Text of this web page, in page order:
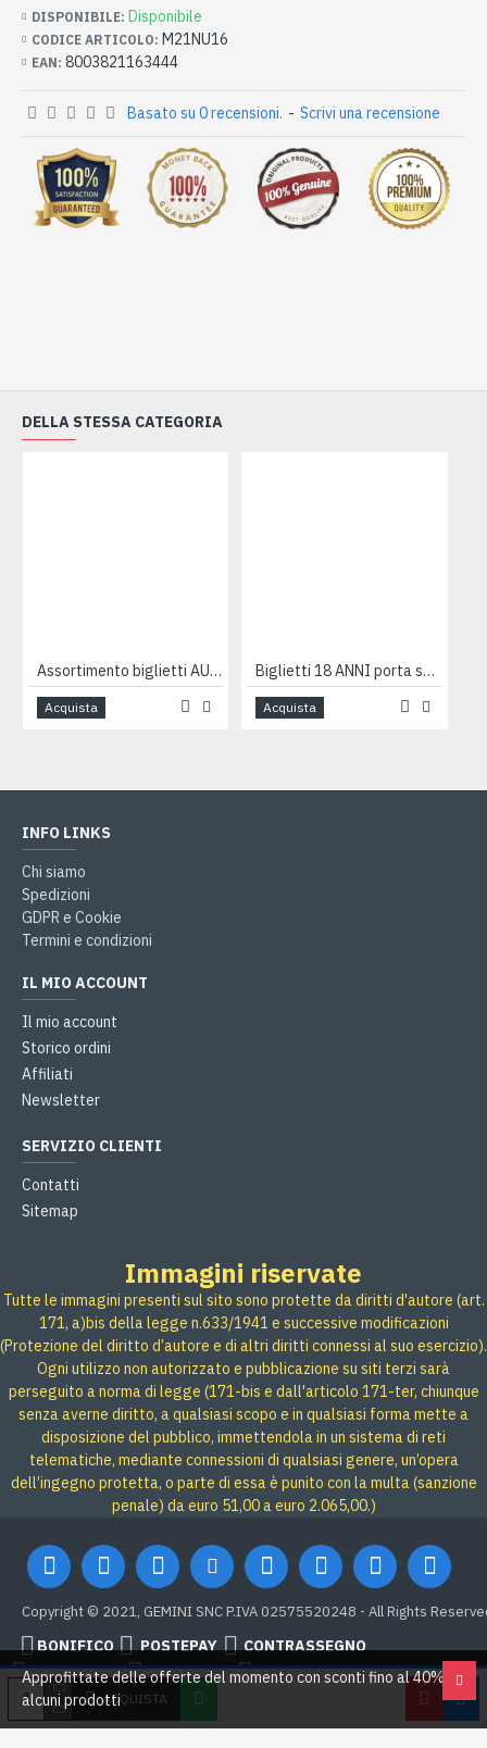
DISPONIBILE: Disponibile
CODICE ARTICOLO: M21NU16
EAN: 8003821163444
Basato su 0 recensioni. - Scrivi una recensione
ACQUISTA
DELLA STESSA CATEGORIA
Assortimento biglietti AUGURI e COMPLEANNO Happy Green 4pz
Acquista
Biglietti 18 ANNI porta soldi 12pz
Acquista
INFO LINKS
Chi siamo
Spedizioni
GDPR e Cookie
Termini e condizioni
IL MIO ACCOUNT
Il mio account
Storico ordini
Affiliati
Newsletter
SERVIZIO CLIENTI
Contatti
Sitemap
Immagini riservate
Tutte le immagini presenti sul sito sono protette da diritti d'autore (art.
171, a)bis della legge n.633/1941 e successive modificazioni
(Protezione del diritto d’autore e di altri diritti connessi al suo esercizio).
Ogni utilizzo non autorizzato e pubblicazione su siti terzi sarà
perseguito a norma di legge (171-bis e dall'articolo 171-ter, chiunque
senza averne diritto, a qualsiasi scopo e in qualsiasi forma mette a
disposizione del pubblico, immettendola in un sistema di reti
telematiche, mediante connessioni di qualsiasi genere, un’opera
dell’ingegno protetta, o parte di essa è punito con la multa (sanzione
penale) da euro 51,00 a euro 2.065,00.)
Copyright © 2021, GEMINI SNC P.IVA 02575520248 - All Rights
BONIFICO POSTEPAY
CONTRASSEGNO
Credit card
Google Pay PAYPAL
Approfittate delle offerte del momento con sconti fino al 40% su
alcuni prodotti